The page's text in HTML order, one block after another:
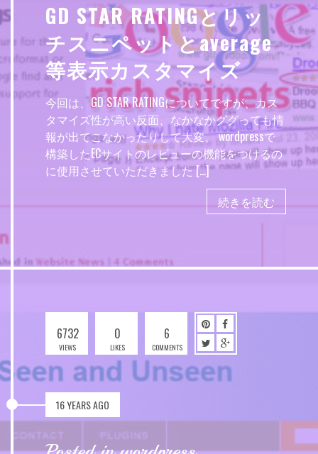
GD STAR RATINGとリッ
チスニペットとaverage
等表示カスタマイズ
今回は、GD STAR RATINGについてですが、カス
タマイズ性が高い反面、なかなかググっても情
報が出てこなかったりして大変。 wordpressで
構築したECサイトのレビューの機能をつけるの
に使用させていただきました […]
続きを読む
6732
VIEWS
0
LIKES
6
COMMENTS
16 YEARS AGO